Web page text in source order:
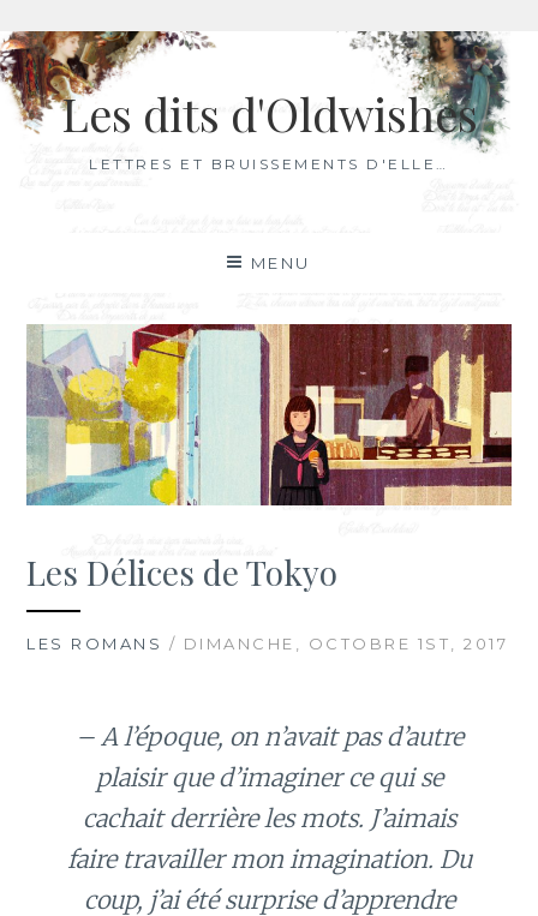
Aller
au
contenuLes dits d'Oldwishes
LETTRES ET BRUISSEMENTS D'ELLE…
MENU
Les Délices de Tokyo
LES ROMANS / DIMANCHE, OCTOBRE 1ST, 2017
– A l’époque, on n’avait pas d’autre
plaisir que d’imaginer ce qui se
cachait derrière les mots. J’aimais
faire travailler mon imagination. Du
coup, j’ai été surprise d’apprendre